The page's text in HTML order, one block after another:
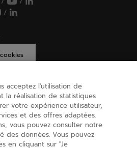
/
acceptez l'utilisation de
la réalisation de statistiques
votre expérience utilisateur,
et des offres adaptées.
vous pouvez consulter notre
des données. Vous pouvez
en cliquant sur "Je